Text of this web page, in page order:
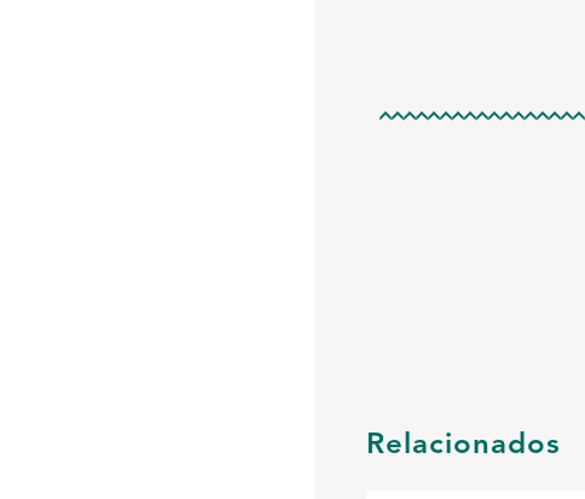
Relacionados